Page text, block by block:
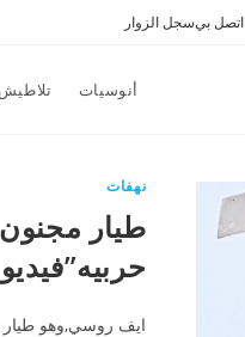
اتصل بيسجل الزوار
أنوسيات
نهفات
طيار
ايف روسي,وهو طيار